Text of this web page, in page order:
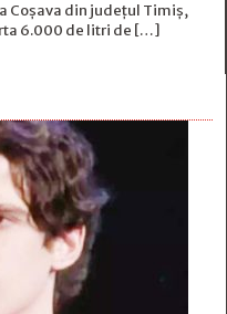
Coșava din județul Timiș,
6.000 de litri de […]